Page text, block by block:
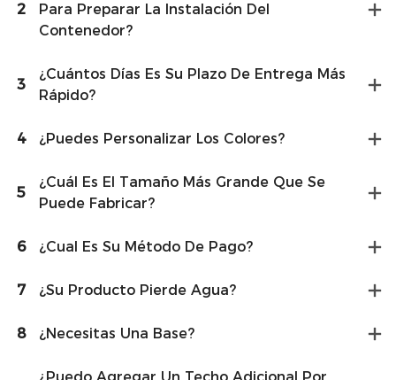
2
Para Preparar La Instalación Del
Contenedor?
3
¿Cuántos Días Es Su Plazo De Entrega Más
Rápido?
4 ¿Puedes Personalizar Los Colores?
5
¿Cuál Es El Tamaño Más Grande Que Se
Puede Fabricar?
6 ¿Cual Es Su Método De Pago?
7 ¿Su Producto Pierde Agua?
8 ¿Necesitas Una Base?